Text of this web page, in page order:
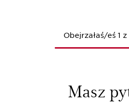
Obejrzałaś/eś 1
Masz